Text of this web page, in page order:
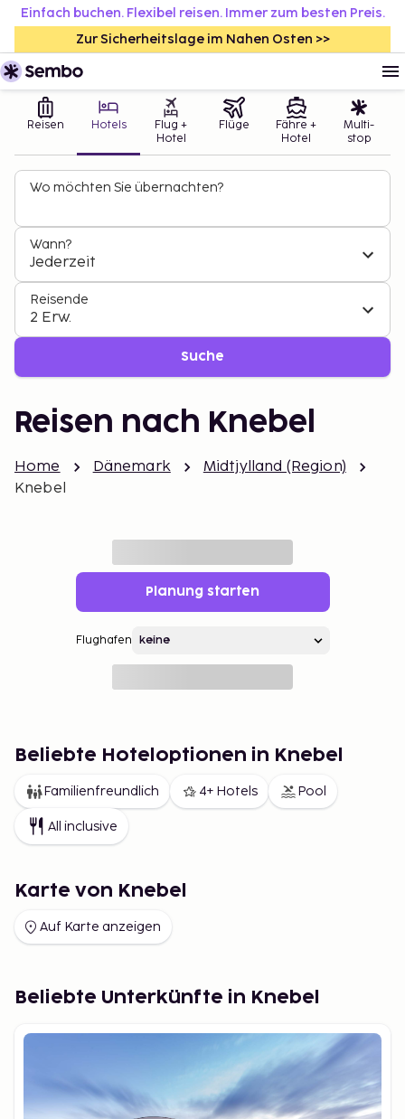
Einfach buchen. Flexibel reisen. Immer zum besten Preis.
Zur Sicherheitslage im Nahen Osten >>
Reisen Hotels
Flug +
Hotel
Flüge
Fähre +
Hotel
Multi-
stop
Wo möchten Sie übernachten?
Wann?
Jederzeit
Reisende
2 Erw.
Suche
Reisen nach Knebel
Home Dänemark
Midtjylland (Region)
Knebel
Planung starten
Flughafen
Beliebte Hoteloptionen in Knebel
Familienfreundlich 4+ Hotels Pool
All inclusive
Karte von Knebel
Auf Karte anzeigen
Beliebte Unterkünfte in Knebel